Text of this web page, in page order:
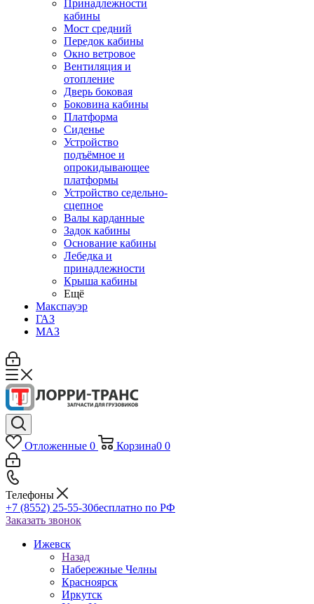
Принадлежности
кабины
Мост средний
Передок кабины
Окно ветровое
Вентиляция и
отопление
Дверь боковая
Боковина кабины
Платформа
Сиденье
Устройство
подъёмное и
опрокидывающее
платформы
Устройство седельно-
сцепное
Валы карданные
Задок кабины
Основание кабины
Лебедка и
принадлежности
Крыша кабины
Ещё
Макспауэр
ГАЗ
МАЗ
Отложенные 0 Корзина0 0
Телефоны
+7 (8552) 25-55-30бесплатно по РФ
Заказать звонок
Ижевск
Назад
Набережные Челны
Красноярск
Иркутск